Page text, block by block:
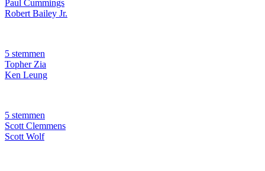
Paul Cummings
Robert Bailey Jr.
5 stemmen
Topher Zia
Ken Leung
5 stemmen
Scott Clemmens
Scott Wolf